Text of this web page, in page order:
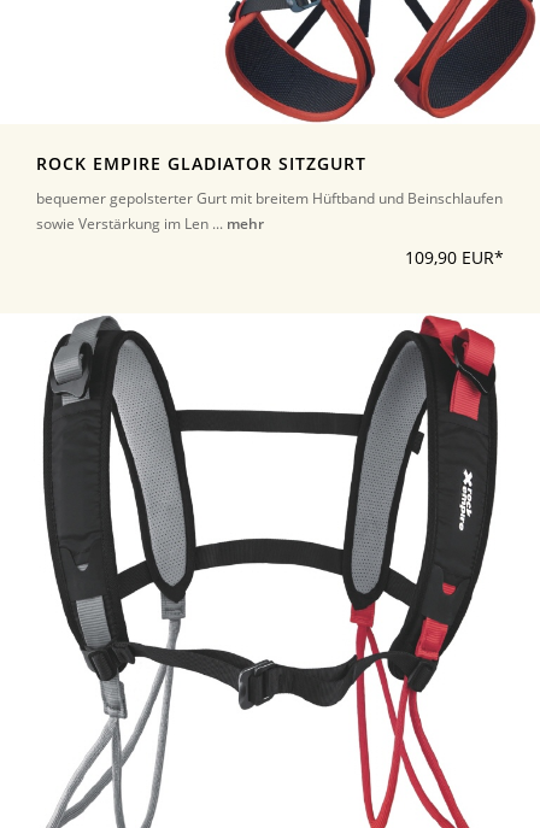
ROCK EMPIRE GLADIATOR SITZGURT
bequemer gepolsterter Gurt mit breitem Hüftband und Beinschlaufen
sowie Verstärkung im Len ... mehr
109,90 EUR*